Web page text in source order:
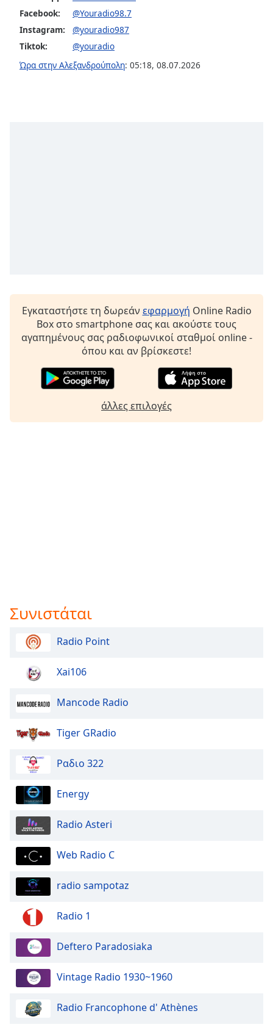
Opacity
Caption
Font
Family
Reset
Facebook:
@Youradio98.7
Instagram:
@youradio987
Tiktok:
@youradio
Ώρα στην Αλεξανδρούπολη: 05:18, 08.07.2026
Εγκαταστήστε τη δωρεάν εφαρμογή Online Radio
Box στο smartphone σας και ακούστε τους
αγαπημένους σας ραδιοφωνικοί σταθμοί online -
όπου και αν βρίσκεστε!
άλλες επιλογές
Συνιστάται
Radio Point
Xai106
Mancode Radio
Tiger GRadio
Ραδιο 322
Energy
Radio Asteri
Web Radio C
radio sampotaz
Radio 1
Deftero Paradosiaka
Vintage Radio 1930~1960
Radio Francophone d' Athènes